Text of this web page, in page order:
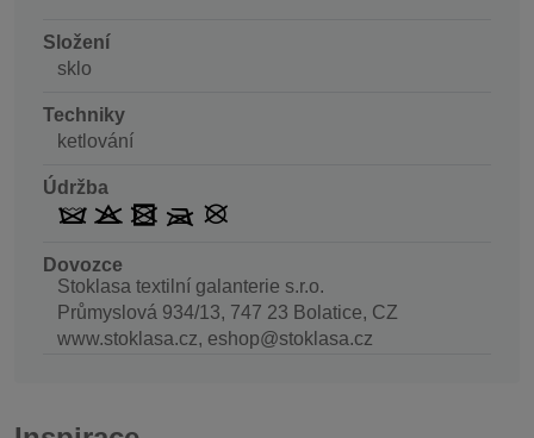
Složení
sklo
Techniky
ketlování
Údržba
Dovozce
Stoklasa textilní galanterie s.r.o.
Průmyslová 934/13, 747 23 Bolatice, CZ
www.stoklasa.cz, eshop@stoklasa.cz